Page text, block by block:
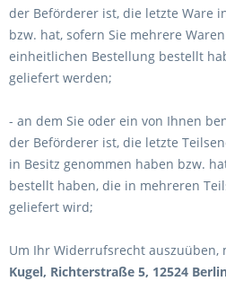
der Beförderer ist, die letzte Ware
bzw. hat, sofern Sie mehrere
einheitlichen Bestellung bestellt
geliefert werden;
- an dem Sie oder ein von Ihnen
der Beförderer ist, die letzte
in Besitz genommen haben bzw.
bestellt haben, die in mehreren
geliefert wird;
Um Ihr Widerrufsrecht auszuüben,
Kugel, Richterstraße 5, 12524